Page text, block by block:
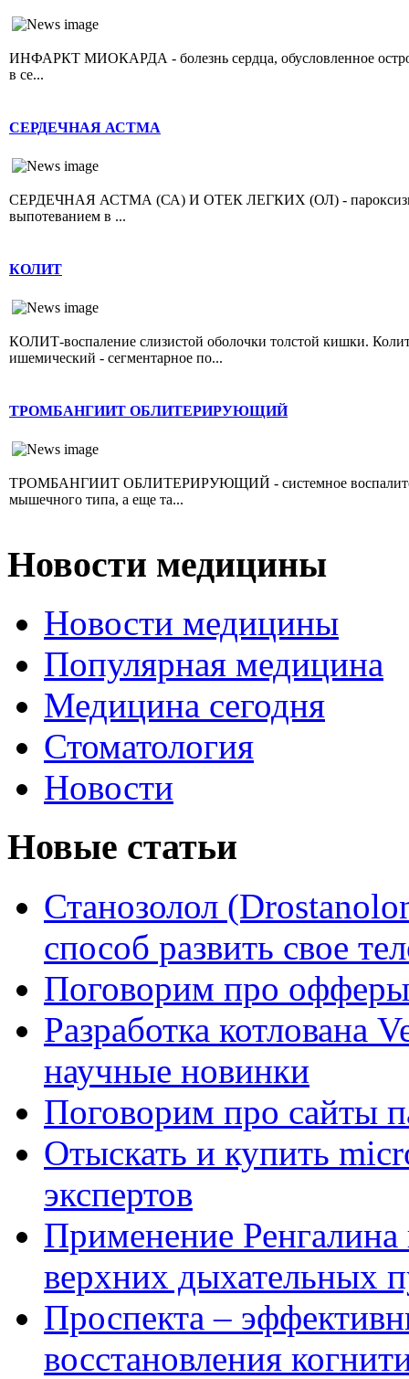
ИНФАРКТ МИОКАРДА - болезнь сердца, обусловленное острой
в се...
СЕРДЕЧНАЯ АСТМА
СЕРДЕЧНАЯ АСТМА (СА) И ОТЕК ЛЕГКИХ (ОЛ) -
выпотеванием в ...
КОЛИТ
КОЛИТ-воспаление слизистой оболочки толстой кишки.
ишемический - сегментарное по...
ТРОМБАНГИИТ ОБЛИТЕРИРУЮЩИЙ
ТРОМБАНГИИТ ОБЛИТЕРИРУЮЩИЙ - системное
мышечного типа, а еще та...
Новости медицины
Новости медицины
Популярная медицина
Медицина сегодня
Стоматология
Новости
Новые статьи
Станозолол
способ развить свое
Поговорим про
Разработка котлована
научные новинки
Поговорим про сайты
Отыскать и купить
экспертов
Применение Ренгалина
верхних дыхательных
Проспекта –
восстановления